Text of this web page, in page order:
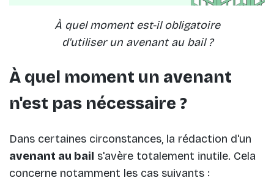
À quel moment est-il obligatoire
d'utiliser un avenant au bail ?
À quel moment un avenant
n'est pas nécessaire ?
Dans certaines circonstances, la rédaction d'un
avenant au bail s'avère totalement inutile. Cela
concerne notamment les cas suivants :